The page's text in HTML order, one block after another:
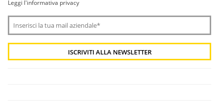
Leggi l'informativa privacy